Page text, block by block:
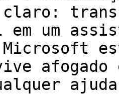
em um
afogado